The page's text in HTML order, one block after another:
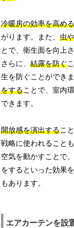
冷暖房の効率を高める
がります。また、虫
とで、衛生面を向上
さらに、結露を防ぐ
生を防ぐことができ
をすることで、室内
できます。
開放感を演出するこ
戦略に使われること
空気を動かすことで
をするといった効果
もあります。
エアカーテンを設